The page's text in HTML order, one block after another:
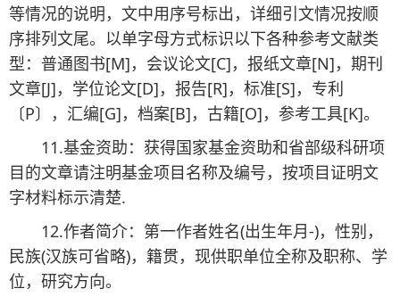
等情况的说明，文中用序号标出，详细引文情况按顺
序排列文尾。以单字母方式标识以下各种参考文献类
型：普通图书[M]，会议论文[C]，报纸文章[N]，期刊
文章[J]，学位论文[D]，报告[R]，标准[S]，专利
〔P〕，汇编[G]，档案[B]，古籍[O]，参考工具[K]。
11.基金资助：获得国家基金资助和省部级科研项
目的文章请注明基金项目名称及编号，按项目证明文
字材料标示清楚.
12.作者简介：第一作者姓名(出生年月-)，性别，
民族(汉族可省略)，籍贯，现供职单位全称及职称、学
位，研究方向。